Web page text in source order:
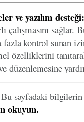
ve yazılım desteği:
çalışmasını
fazla kontrol sunan
özelliklerini
düzenlemesine
Bu sayfadaki bilgilerin
okuyun.